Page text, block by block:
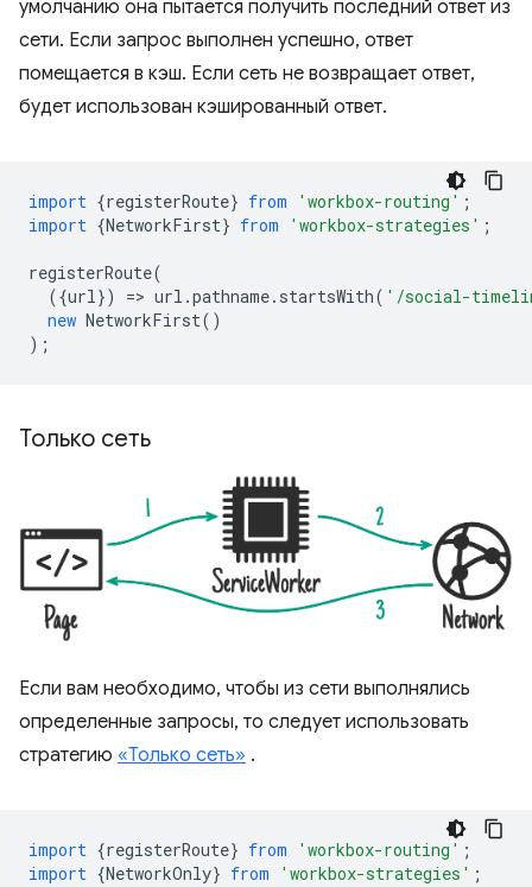
умолчанию она пытается получить последний ответ из
сети. Если запрос выполнен успешно, ответ
помещается в кэш. Если сеть не возвращает ответ,
будет использован кэшированный ответ.
import {registerRoute} from 'workbox-routing' ;
import {NetworkFirst} from 'workbox-strategies' ;
registerRoute(
({url}) => url .pathname. startsWith( '/social-
new NetworkFirst()
);
Только сеть
Если вам необходимо, чтобы из сети выполнялись
определенные запросы, то следует использовать
стратегию «Только сеть» .
import {registerRoute} from 'workbox-routing' ;
import {NetworkOnly} from 'workbox-strategies' ;